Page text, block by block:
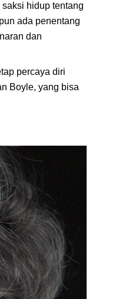
hidup tentang
ada penentang
dan
percaya diri
Boyle, yang bisa